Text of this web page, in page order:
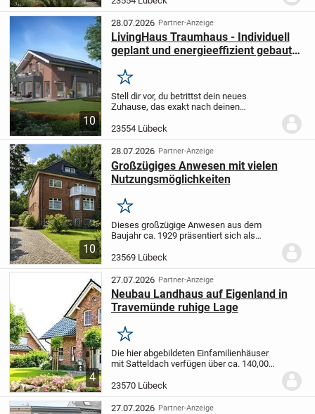
sondern auch durch eine durchdachte...
10
28.07.2026 Partner-Anzeige
LivingHaus Traumhaus - Individuell
geplant und energieeffizient gebaut
Merken
Stell dir vor, du betrittst dein neues
Zuhause, das exakt nach deinen
wurde. Dieses Einfamilienhaus in Lübeck
wird eigens für dich projektiert und bietet
dir eine...
23554 Lübeck
10
28.07.2026 Partner-Anzeige
Großzügiges Anwesen mit vielen
Nutzungsmöglichkeiten
Merken
Dieses großzügige Anwesen aus dem
Baujahr ca. 1929 präsentiert sich als
Architektur und maritim geprägtem
Wohnambiente. Die als "Hamburger
Kaffeemühle" bekannte...
23569 Lübeck
4
27.07.2026 Partner-Anzeige
Neubau Landhaus auf Eigenland in
Travemünde ruhige Lage
Merken
Die hier abgebildeten Einfamilienhäuser
mit Satteldach verfügen über ca. 140,00
kann auf dem Grundstück auch
wesentlich großzügiger gebaut werden.
Das Einfamilie...
23570 Lübeck
27.07.2026 Partner-Anzeige